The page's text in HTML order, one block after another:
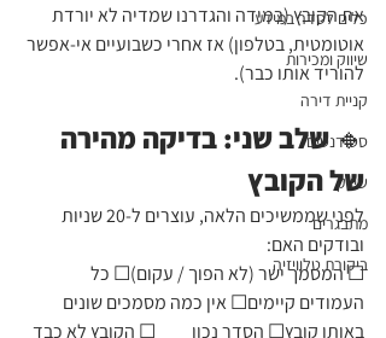
כלים לסדר במידע
שיווק ומכירות
קניית דירה
סטודנטים
שיווק
מתבגרים
ביקורת טלוויזיה
את הקובץ (במידה והגדרנו שמדיה לא יורדת
אוטומטית, בטלפון) אז אחרי כשבועיים אי-אפשר
להוריד אותו כבר).
🔹 שלב שני: בדיקה מהירה
של הקובץ
לפני שממשיכים הלאה, עוצרים ל-20 שניות
ובודקים האם:
☐ המסמך ישר (לא הפוך / עקום)☐ כל
העמודים קיימים☐ אין כמה מסמכים שונים
באותו קובץ☐ הסדר נכון          ☐ הקובץ לא כבד